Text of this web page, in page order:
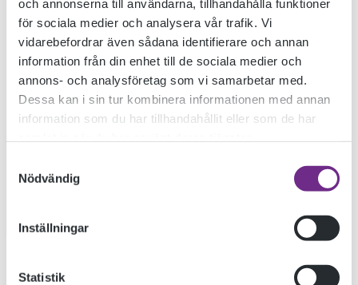
och annonserna till användarna, tillhandahålla funktioner
för sociala medier och analysera vår trafik. Vi
vidarebefordrar även sådana identifierare och annan
information från din enhet till de sociala medier och
annons- och analysföretag som vi samarbetar med.
Dessa kan i sin tur kombinera informationen med annan
information som du har tillhandahållit eller som de har
Nödvändig
Inställningar
Statistik
VITT, BRETT och KLOCKRENT – så är årets titel på